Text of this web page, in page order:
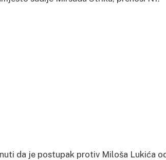
da je postupak protiv Miloša Lukića